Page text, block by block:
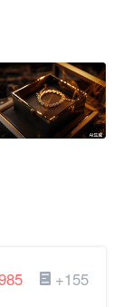
+155